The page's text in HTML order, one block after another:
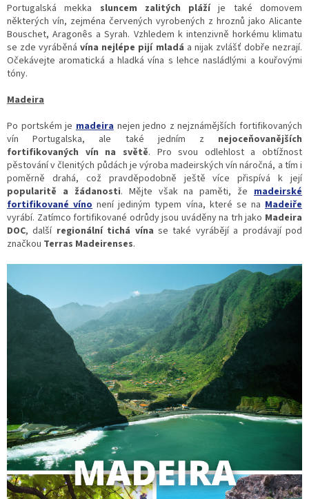
Portugalská mekka sluncem zalitých plážíje také domovem
některých vín, zejména červených vyrobených z hroznů jako Alicante
Bouschet, Aragonês a Syrah. Vzhledem k intenzivně horkému klimatu
se zde vyráběnávína nejlépe pijí mladá a nijak zvlášť dobře nezrají.
Očekávejte aromatická a hladká vína s lehce nasládlými a kouřovými
tóny.
Madeira
Po portském je madeira nejen jedno z nejznámějších fortifikovaných
vín Portugalska, ale také jedním z nejoceňovanějších
fortifikovaných vín na světě. Pro svou odlehlost a obtížnost
pěstování v členitých půdách je výroba madeirských vín náročná, a tím i
poměrně drahá, což pravděpodobně ještě více přispívá k její
popularitě a žádanosti. Mějte však na paměti, že madeirské
fortifikované víno není jediným typem vína, které se na Madeiře
vyrábí. Zatímco fortifikované odrůdy jsou uváděny na trh jako Madeira
DOC, další regionální tichá vína se také vyrábějí a prodávají pod
značkou Terras Madeirenses.